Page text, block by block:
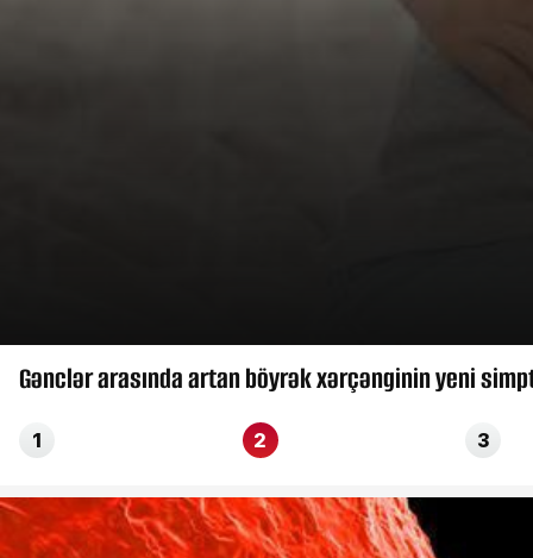
Gənclər arasında artan böyrək xərçənginin yeni
1 2 3